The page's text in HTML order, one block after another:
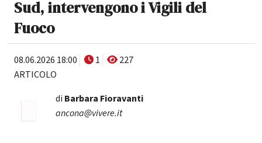
Sud, intervengono i Vigili del
Fuoco
08.06.2026 18:00 1
227
ARTICOLO
di Barbara Fioravanti
ancona@vivere.it